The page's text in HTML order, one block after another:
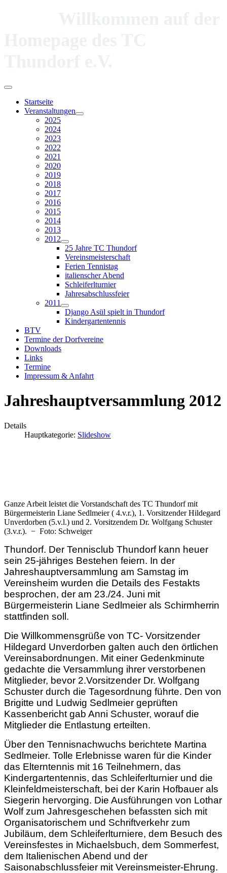
Startseite
Veranstaltungen
2025
2024
2023
2022
2021
2020
2019
2018
2017
2016
2015
2014
2013
2012
25 Jahre TC Thundorf
Vereinsmeisterschaft
Ferien Tennistag
italienscher Abend
Schleiferlturnier
Jahresabschlussfeier
2011
Django Asül spielt in Thundorf
Kindergartentennis
BTV
Termine der Dorfvereine
Downloads
Links
Termine
Impressum & Anfahrt
Jahreshauptversammlung 2012
Details
Hauptkategorie: Slideshow
Ganze Arbeit leistet die Vorstandschaft des TC Thundorf mit
Bürgermeisterin Liane Sedlmeier ( 4.v.r.), 1. Vorsitzender Hildegard
Unverdorben (5.v.l.) und 2. Vorsitzendem Dr. Wolfgang Schuster
(3.v.r.). − Foto: Schweiger
Thundorf. Der Tennisclub Thundorf kann heuer
sein 25-jähriges Bestehen feiern. In der
Jahreshauptversammlung am Samstag im
Vereinsheim wurden die Details des Festakts
besprochen, der am 23./24. Juni mit
Bürgermeisterin Liane Sedlmeier als Schirmherrin
stattfinden soll.
Die Willkommensgrüße von TC- Vorsitzender
Hildegard Unverdorben galten auch den örtlichen
Vereinsabordnungen. Mit einer Gedenkminute
gedachte die Versammlung ihrer verstorbenen
Mitglieder, bevor 2.Vorsitzender Dr. Wolfgang
Schuster durch die Tagesordnung führte. Den von
Brigitte und Ludwig Sedlmeier geprüften
Kassenbericht gab Anni Schuster, worauf die
Mitglieder die Entlastung erteilten.
Über den Tennisnachwuchs berichtete Martina
Sedlmeier. Tolle Erlebnisse waren für die Kinder
das Elterntennis mit 16 Teilnehmern, das
Kindergartentennis, das Schleiferlturnier und die
Kleinfeldmeisterschaft, bei der Karin Hofbauer als
Siegerin hervorging. Die Ausführungen von Lothar
Wolf zum Jahresgeschehen befassten sich mit
Organisatorischem und Schriftverkehr zum
Jubiläum, dem Schleiferlturniere, dem Besuch des
Vereinsfestes in Michaelsbuch, dem Sommerfest,
dem Italienischen Abend und der
Saisonabschlussfeier mit Vereinsmeister-Ehrung.